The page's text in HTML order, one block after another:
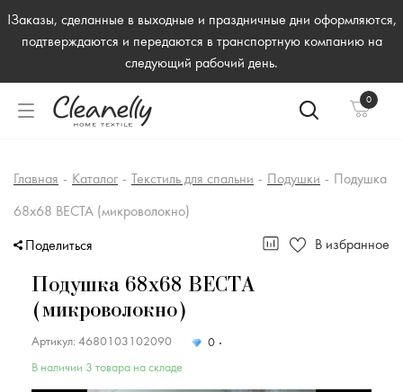
!Заказы, сделанные в выходные и праздничные дни оформляются,
подтверждаются и передаются в транспортную компанию на
следующий рабочий день.
0
Главная - Каталог - Текстиль для спальни - Подушки - Подушка
68х68 ВЕСТА (микроволокно)
Поделиться В избранное
Подушка 68х68 ВЕСТА
(микроволокно)
Артикул: 4680103102090
0
В наличии 3 товара на складе